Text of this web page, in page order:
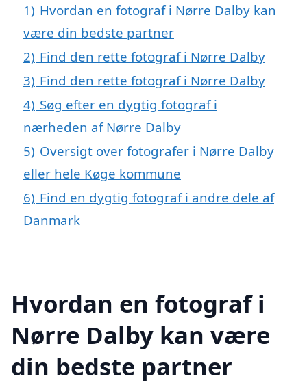
1) Hvordan en fotograf i Nørre Dalby kan
være din bedste partner
2) Find den rette fotograf i Nørre Dalby
3) Find den rette fotograf i Nørre Dalby
4) Søg efter en dygtig fotograf i
nærheden af Nørre Dalby
5) Oversigt over fotografer i Nørre Dalby
eller hele Køge kommune
6) Find en dygtig fotograf i andre dele af
Danmark
Hvordan en fotograf i
Nørre Dalby kan være
din bedste partner